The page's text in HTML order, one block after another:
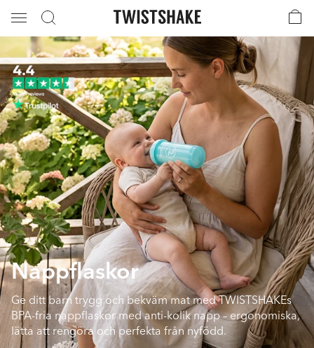
Nappflaskor
Ge ditt barn trygg och bekväm mat med TWISTSHAKEs
BPA-fria nappflaskor med anti-kolik napp – ergonomiska,
lätta att rengöra och perfekta från nyfödd.